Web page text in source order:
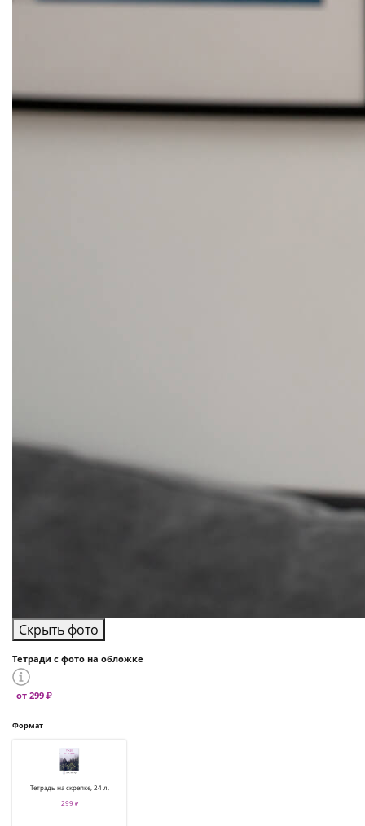
Скрыть фото
Тетради с фото на обложке
от 299 ₽
Формат
Тетрадь на скрепке, 24 л.
299 ₽